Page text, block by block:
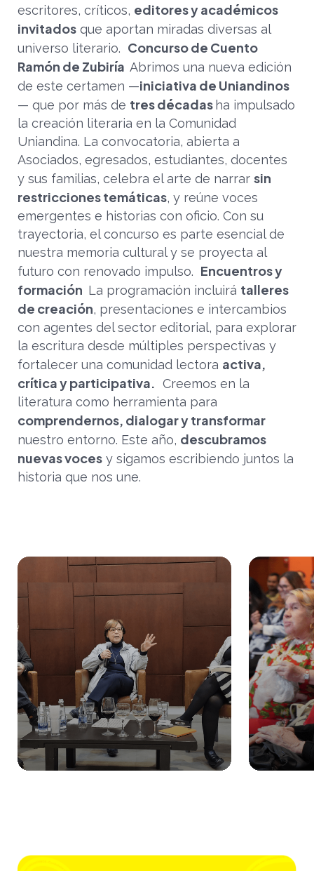
escritores, críticos, editores y académicos
invitados que aportan miradas diversas al
universo literario. Concurso de Cuento
Ramón de Zubiría Abrimos una nueva edición
de este certamen —iniciativa de Uniandinos
— que por más de tres décadas ha impulsado
la creación literaria en la Comunidad
Uniandina. La convocatoria, abierta a
Asociados, egresados, estudiantes, docentes
y sus familias, celebra el arte de narrar sin
restricciones temáticas, y reúne voces
emergentes e historias con oficio. Con su
trayectoria, el concurso es parte esencial de
nuestra memoria cultural y se proyecta al
futuro con renovado impulso. Encuentros y
formación La programación incluirá talleres
de creación, presentaciones e intercambios
con agentes del sector editorial, para explorar
la escritura desde múltiples perspectivas y
fortalecer una comunidad lectora activa,
crítica y participativa. Creemos en la
literatura como herramienta para
comprendernos, dialogar y transformar
nuestro entorno. Este año, descubramos
nuevas voces y sigamos escribiendo juntos la
historia que nos une.